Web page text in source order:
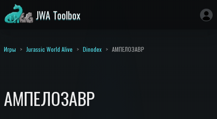
JWA Toolbox
Игры Jurassic World Alive Dinodex АМПЕЛОЗАВР
АМПЕЛОЗАВР